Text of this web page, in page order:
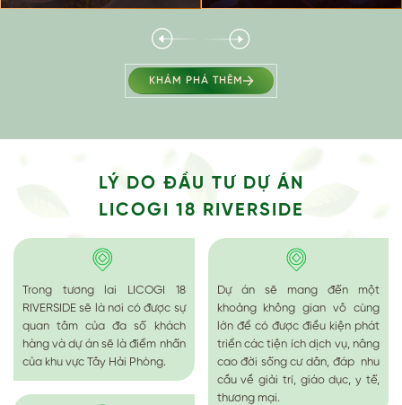
KHÁM PHÁ THÊM
LÝ DO ĐẦU TƯ DỰ ÁN
LICOGI 18 RIVERSIDE
Trong tương lai LICOGI 18
RIVERSIDE sẽ là nơi có được sự
quan tâm của đa số khách
hàng và dự án sẽ là điểm nhấn
của khu vực Tây Hải Phòng.
Dự án sẽ mang đến một
khoảng không gian vô cùng
lớn để có được điều kiện phát
triển các tiện ích dịch vụ, nâng
cao đời sống cư dân, đáp nhu
cầu về giải trí, giáo dục, y tế,
thương mại.